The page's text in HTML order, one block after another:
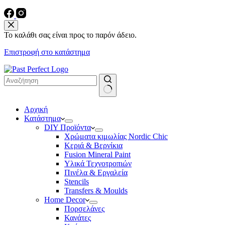
Το καλάθι σας είναι προς το παρόν άδειο.
Επιστροφή στο κατάστημα
results
Αρχική
Κατάστημα
DIY Προϊόντα
Χρώματα κιμωλίας Nordic Chic
Κεριά & Βερνίκια
Fusion Mineral Paint
Υλικά Τεχνοτροπιών
Πινέλα & Εργαλεία
Stencils
Transfers & Moulds
Home Decor
Πορσελάνες
Κανάτες